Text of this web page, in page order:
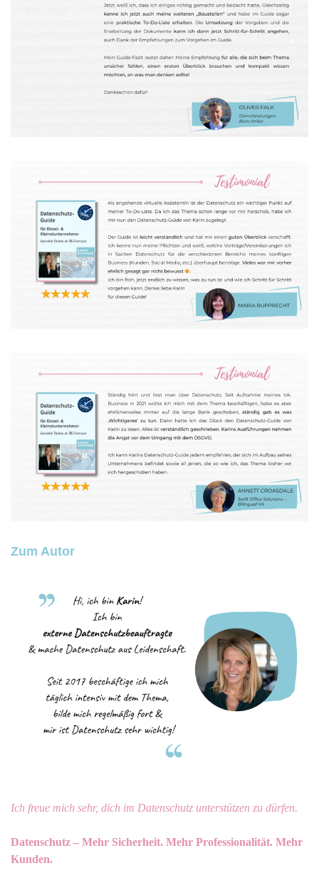
Zum Autor
Ich freue mich sehr, dich im Datenschutz unterstützen zu dürfen.
Datenschutz – Mehr Sicherheit. Mehr Professionalität. Mehr
Kunden.